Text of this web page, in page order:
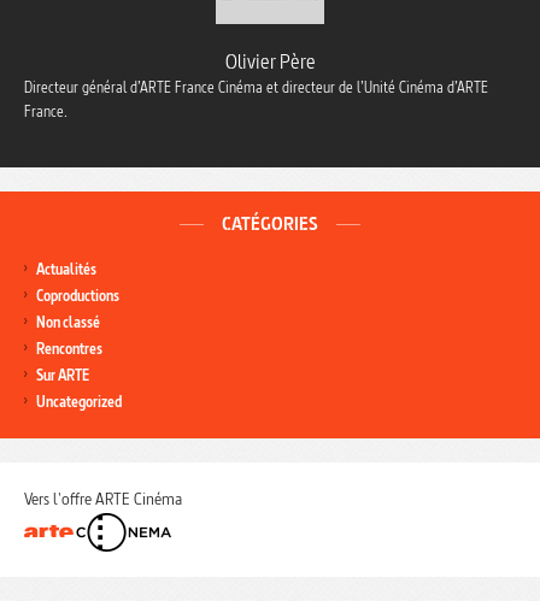
Olivier Père
Directeur général d’ARTE France Cinéma et directeur de l’Unité Cinéma d’ARTE
France.
CATÉGORIES
Actualités
Coproductions
Non classé
Rencontres
Sur ARTE
Uncategorized
Vers l'offre ARTE Cinéma